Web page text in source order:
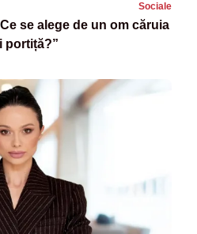
Sociale
se alege de un om căruia
portiță?”